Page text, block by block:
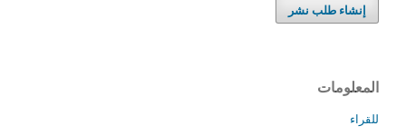
إنشاء طلب نشر
المعلومات
للقراء